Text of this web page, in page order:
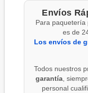
Envíos
Para paquetería
es de
Los envíos de
Todos nuestros
garantía,
personal